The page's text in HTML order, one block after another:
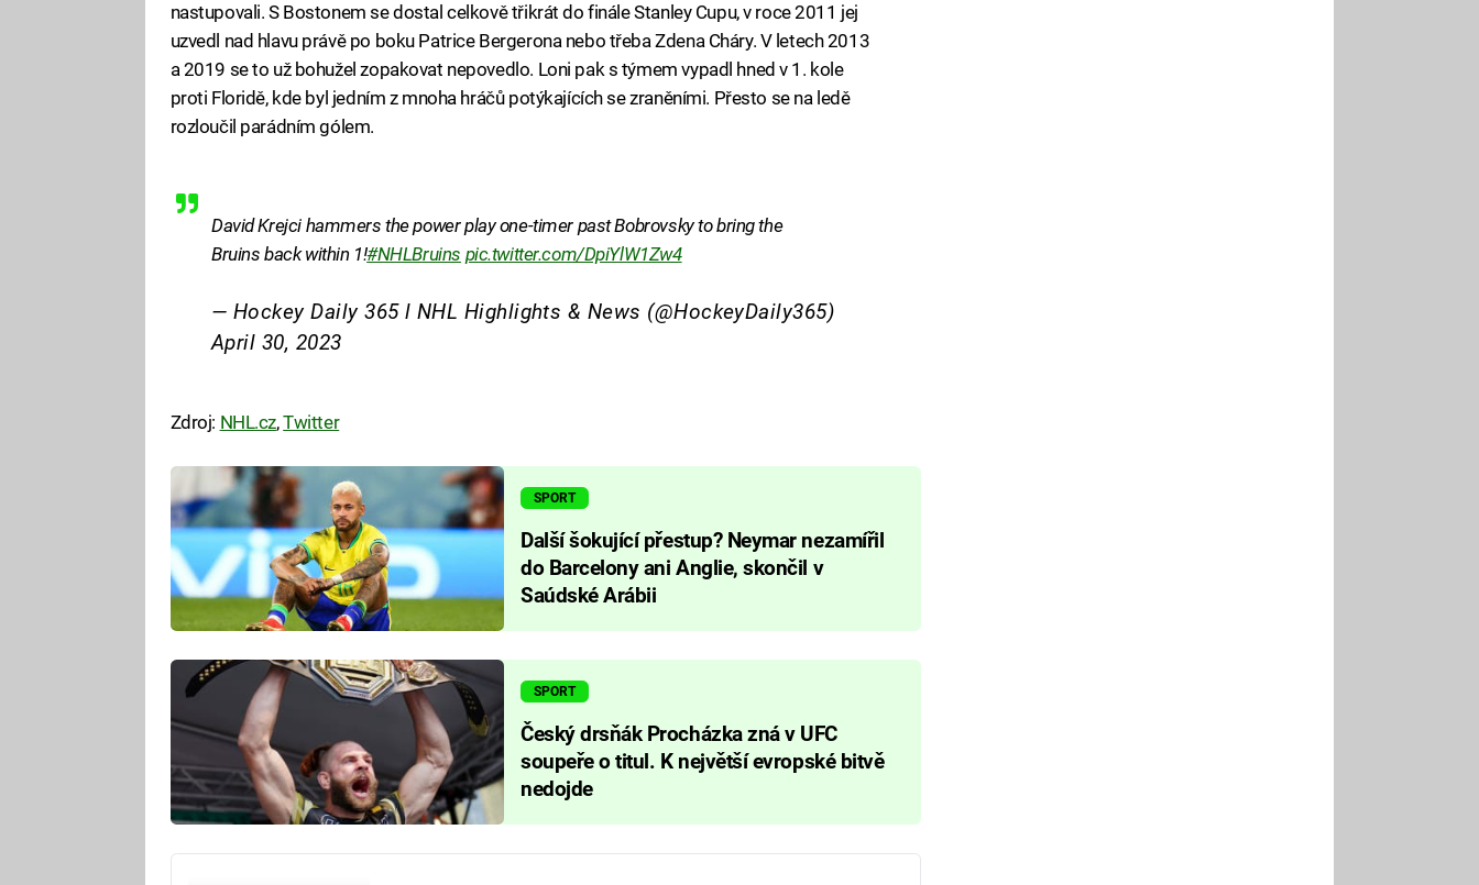
nastupovali. S Bostonem se dostal celkově třikrát do finále Stanley Cupu, v roce 2011 jej
uzvedl nad hlavu právě po boku Patrice Bergerona nebo třeba Zdena Cháry. V letech 2013
a 2019 se to už bohužel zopakovat nepovedlo. Loni pak s týmem vypadl hned v 1. kole
proti Floridě, kde byl jedním z mnoha hráčů potýkajících se zraněními. Přesto se na ledě
rozloučil parádním gólem.
David Krejci hammers the power play one-timer past Bobrovsky to bring the
Bruins back within 1!#NHLBruins pic.twitter.com/DpiYlW1Zw4
— Hockey Daily 365 l NHL Highlights & News (@HockeyDaily365)
April 30, 2023
Zdroj: NHL.cz,Twitter
SPORT
Další šokující přestup? Neymar nezamířil
do Barcelony ani Anglie, skončil v
Saúdské Arábii
SPORT
Český drsňák Procházka zná v UFC
soupeře o titul. K největší evropské bitvě
nedojde